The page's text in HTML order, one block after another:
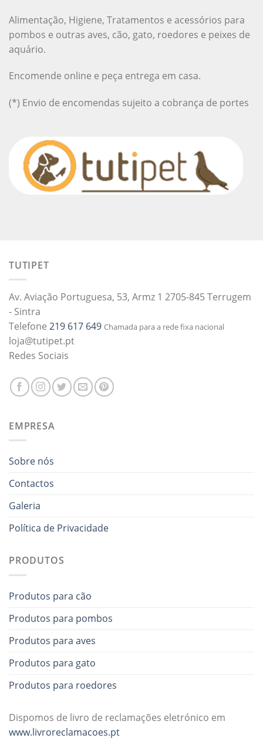
Alimentação, Higiene, Tratamentos e acessórios para
pombos e outras aves, cão, gato, roedores e peixes de
aquário.
Encomende online e peça entrega em casa.
(*) Envio de encomendas sujeito a cobrança de portes
TUTIPET
Av. Aviação Portuguesa, 53, Armz 1 2705-845 Terrugem
- Sintra
Telefone 219 617 649 Chamada para a rede fixa nacional
loja@tutipet.pt
Redes Sociais
EMPRESA
Sobre nós
Contactos
Galeria
Política de Privacidade
PRODUTOS
Produtos para cão
Produtos para pombos
Produtos para aves
Produtos para gato
Produtos para roedores
Dispomos de livro de reclamações eletrónico em
www.livroreclamacoes.pt